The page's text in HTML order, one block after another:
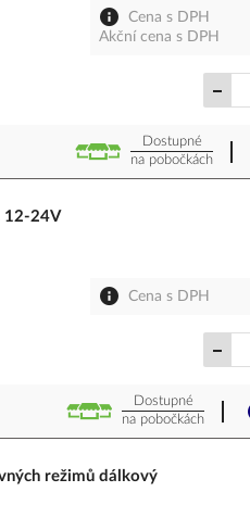
Cena s DPH
Akční cena s DPH
Dostupné
na pobočkách
12-24V
Cena s DPH
Dostupné
na pobočkách
režimů dálkový